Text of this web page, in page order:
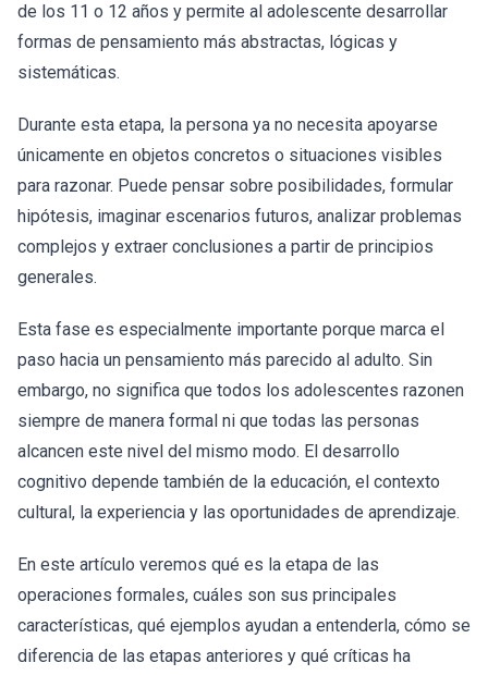
de los 11 o 12 años y permite al adolescente desarrollar
formas de pensamiento más abstractas, lógicas y
sistemáticas.
Durante esta etapa, la persona ya no necesita apoyarse
únicamente en objetos concretos o situaciones visibles
para razonar. Puede pensar sobre posibilidades, formular
hipótesis, imaginar escenarios futuros, analizar problemas
complejos y extraer conclusiones a partir de principios
generales.
Esta fase es especialmente importante porque marca el
paso hacia un pensamiento más parecido al adulto. Sin
embargo, no significa que todos los adolescentes razonen
siempre de manera formal ni que todas las personas
alcancen este nivel del mismo modo. El desarrollo
cognitivo depende también de la educación, el contexto
cultural, la experiencia y las oportunidades de aprendizaje.
En este artículo veremos qué es la etapa de las
operaciones formales, cuáles son sus principales
características, qué ejemplos ayudan a entenderla, cómo se
diferencia de las etapas anteriores y qué críticas ha